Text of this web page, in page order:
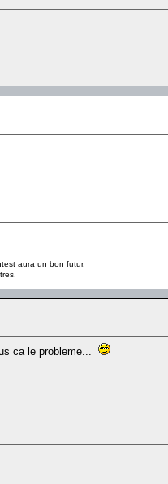
aura un bon futur.
ca le probleme...